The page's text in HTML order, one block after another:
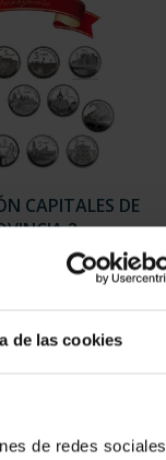
de las cookies
de redes sociales
CAPITALES DE
2